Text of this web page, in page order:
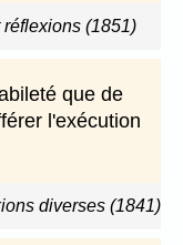
(1851)
que de
l'exécution
diverses (1841)